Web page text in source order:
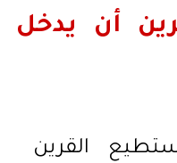
أن يدخل
القرين